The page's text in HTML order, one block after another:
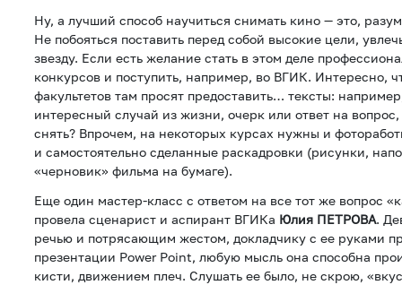
Ну, а лучший способ научиться снимать кино — это,
Не побояться поставить перед собой высокие цели,
звезду. Если есть желание стать в этом деле
конкурсов и поступить, например, во ВГИК. Интересно,
факультетов там просят предоставить… тексты:
интересный случай из жизни, очерк или ответ на
снять? Впрочем, на некоторых курсах нужны и
и самостоятельно сделанные раскадровки (рисунки,
«черновик» фильма на бумаге).
Еще один мастер-класс с ответом на все тот же вопрос
провела сценарист и аспирант ВГИКа Юлия ПЕТРОВА.
речью и потрясающим жестом, докладчику с ее руками
презентации Power Point, любую мысль она способна
кисти, движением плеч. Слушать ее было, не скрою,